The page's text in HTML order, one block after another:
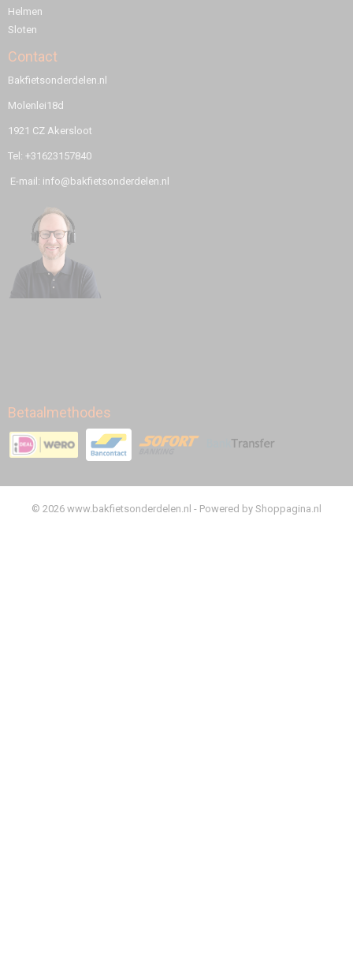
Helmen
Sloten
Contact
Bakfietsonderdelen.nl
Molenlei18d
1921 CZ Akersloot
Tel: +31623157840
E-mail: info@bakfietsonderdelen.nl
Betaalmethodes
© 2026 www.bakfietsonderdelen.nl - Powered by Shoppagina.nl